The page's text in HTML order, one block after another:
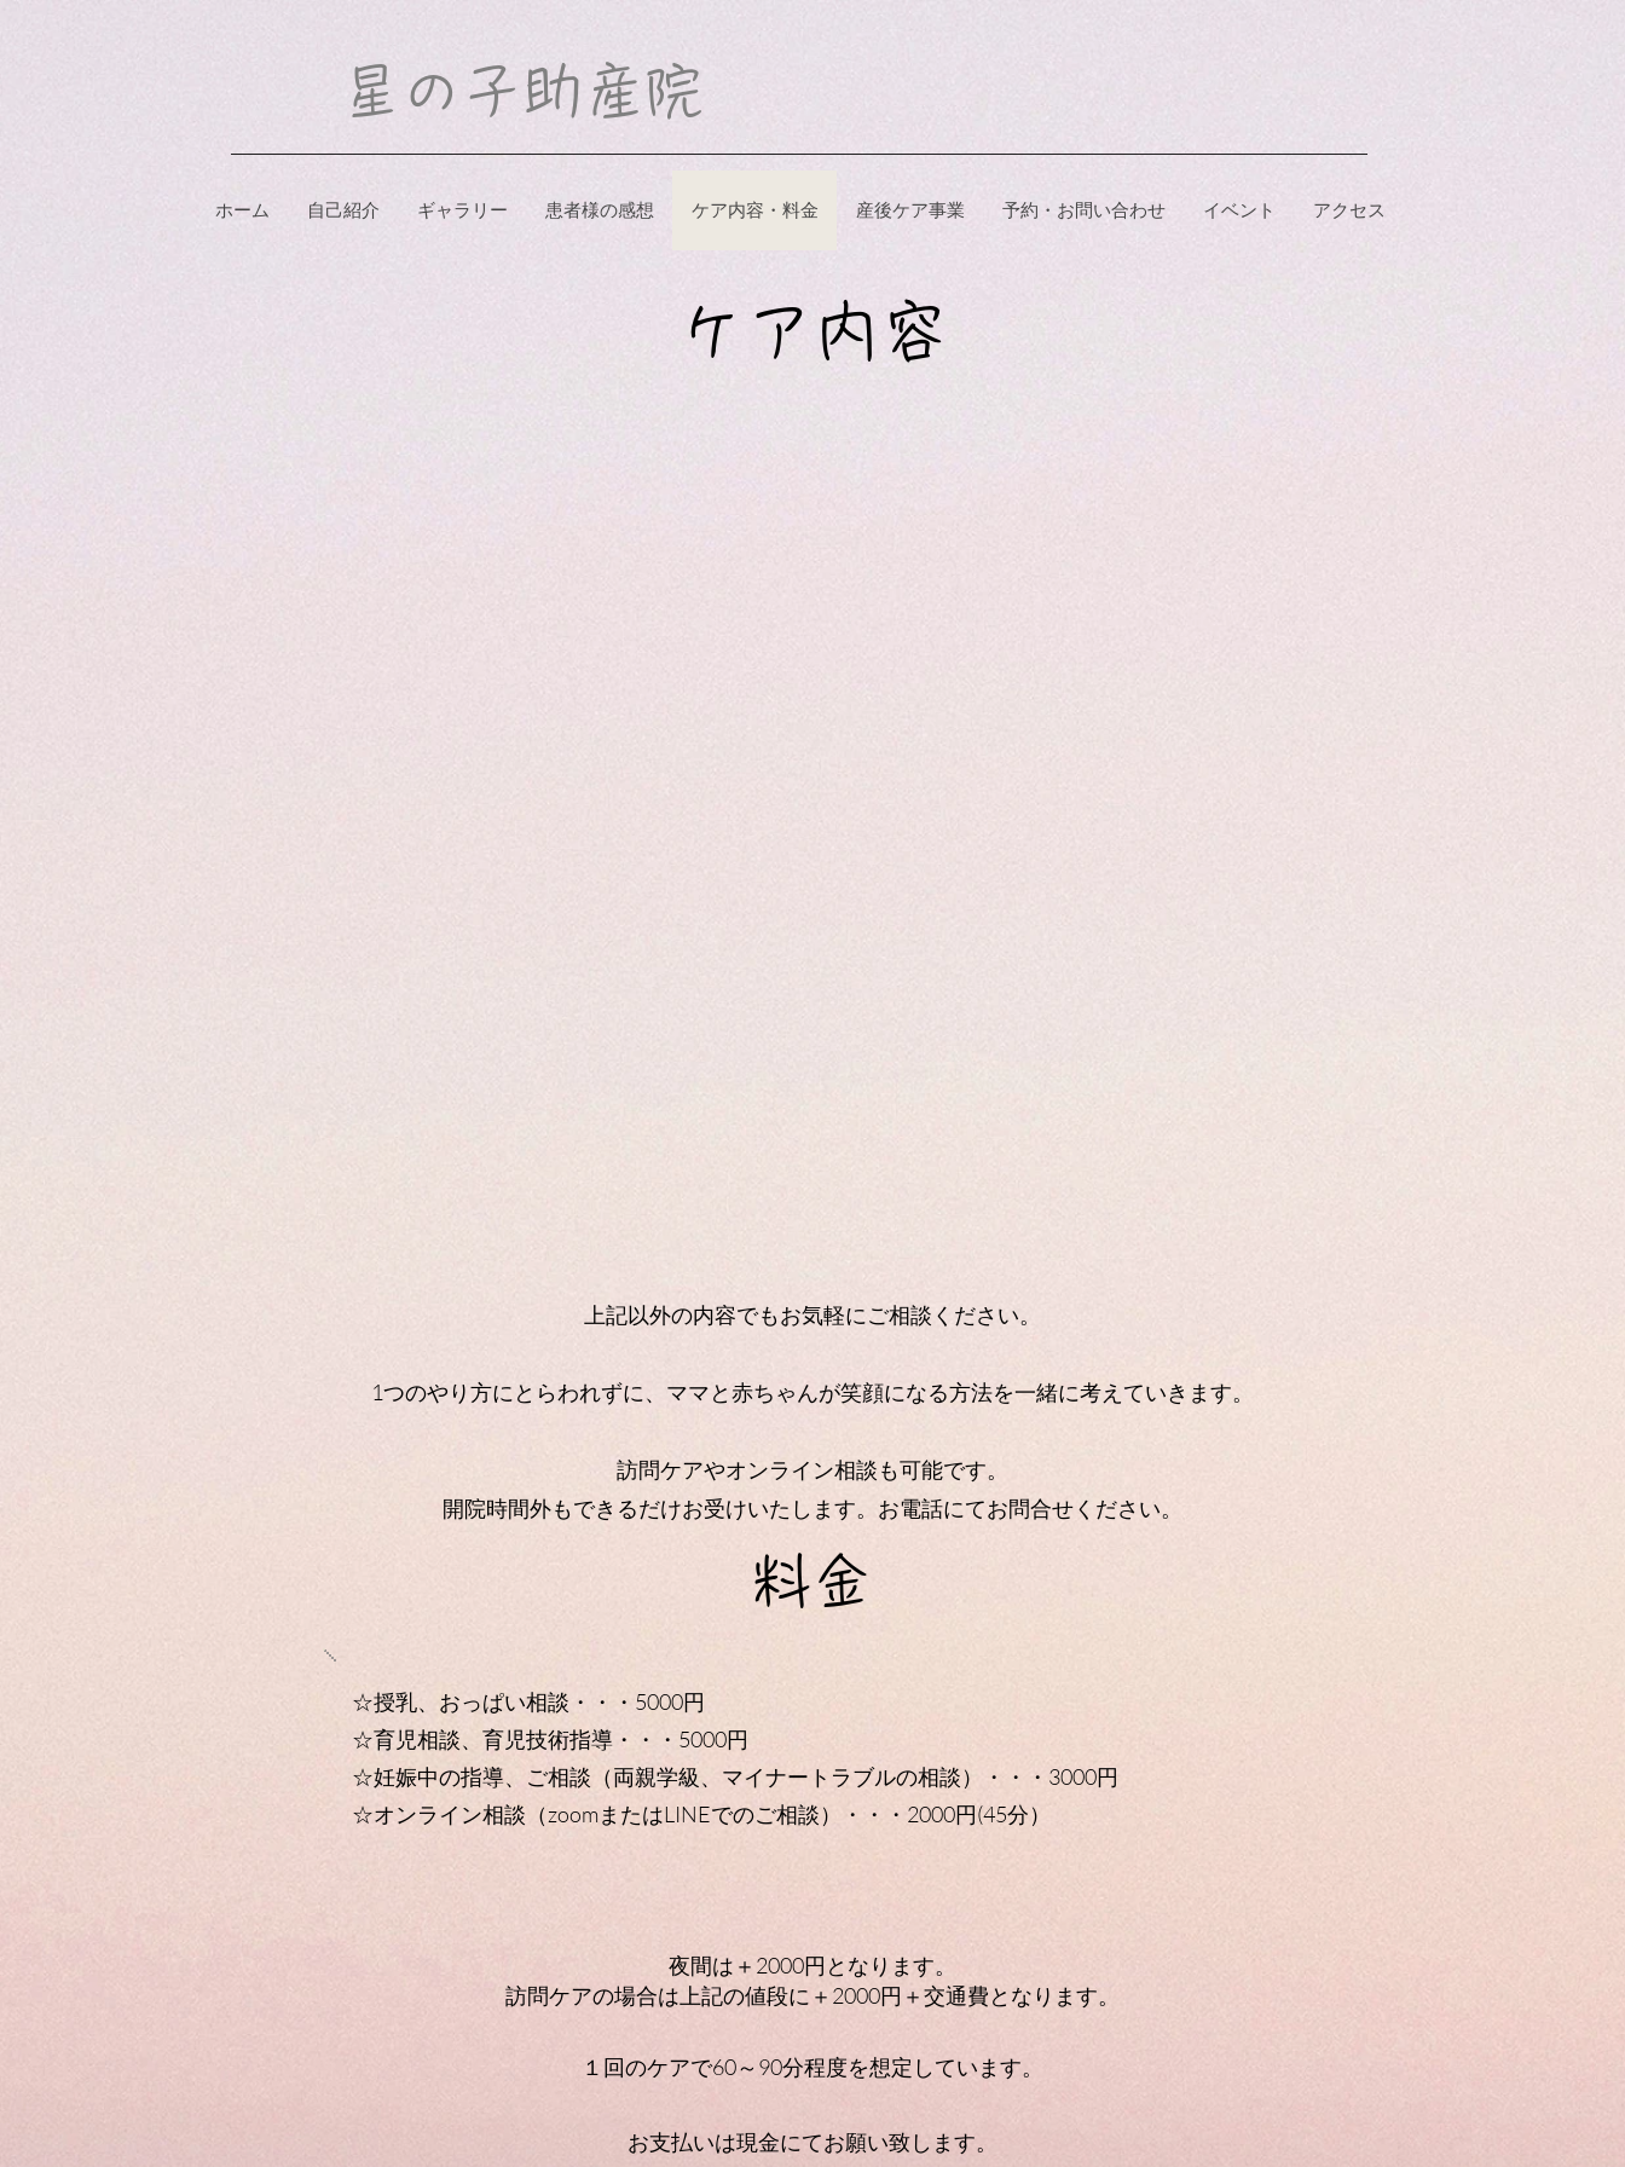
​星の子助産院
ホーム 自己紹介 ギャラリー 患者様の感想 ケア内容・料金 産後ケア事業 予約・お問い合わせ イベント アクセス
ケア内容
上記以外の内容でもお気軽にご相談ください。
1つのやり方にとらわれずに、ママと赤ちゃんが笑顔になる方法を一緒に考えていきます。
訪問ケア​やオンライン相談も可能です。
​開院時間外もできるだけお受けいたします。お電話にてお問合せください。
料金
☆授乳、おっぱい相談・・・5000円
☆育児相談、育児技術指導・・・5000円
☆妊娠中の指導、ご相談（両親学級、マイナートラブルの相談）・・・3000円
​☆オンライン相談 （zoomまたはLINEでのご相談） ・・・2000円(45分）
夜間は＋2000円となります。
訪問ケア​の場合は上記の値段に＋2000円＋交通費となります。​​
１回のケアで60～90分程度を想定しています。
​お支払いは現金にてお願い致します。